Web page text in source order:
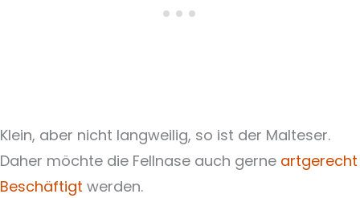
Klein, aber nicht langweilig, so ist der Malteser.
Daher möchte die Fellnase auch gerne artgerecht
Beschäftigt werden.